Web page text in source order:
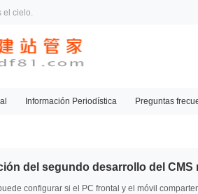
el cielo.
Información Periodística Preguntas
del segundo desarrollo del
configurar si el PC frontal y el móvil